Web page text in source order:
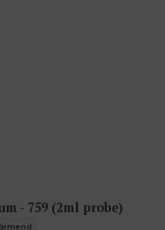
- 759 (2ml probe)